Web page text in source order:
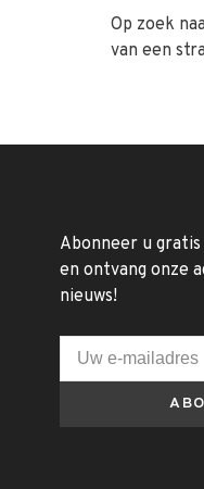
Op zoek
van een
Abonneer u
en ontvang onze
nieuws!